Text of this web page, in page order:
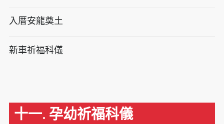
入厝安龍奠土
新車祈福科儀
十一. 孕幼祈福科儀